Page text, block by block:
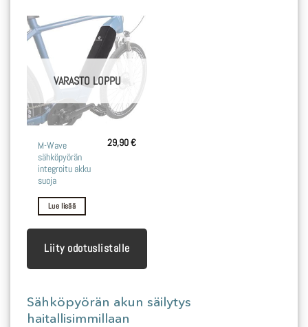
VARASTO LOPPU
M-Wave
sähköpyörän
integroitu akku
suoja
29,90€
Lue lisää
Liity odotuslistalle
Sähköpyörän akun säilytys
haitallisimmillaan